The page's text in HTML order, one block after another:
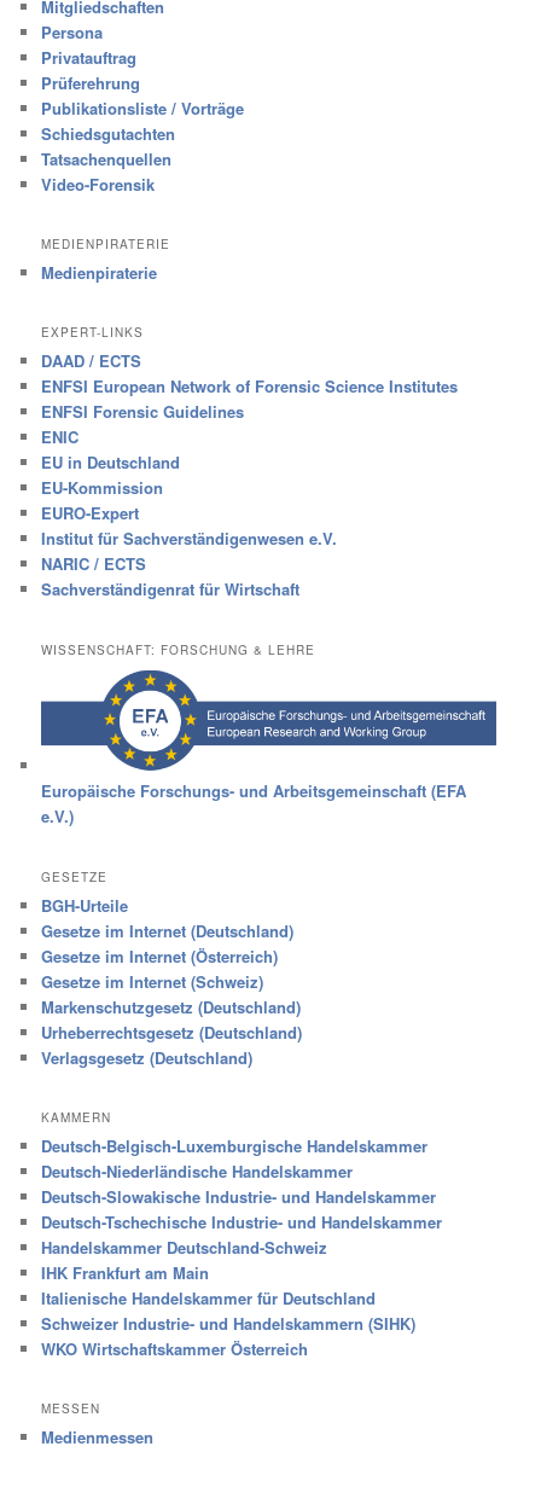
Mitgliedschaften
Persona
Privatauftrag
Prüferehrung
Publikationsliste / Vorträge
Schiedsgutachten
Tatsachenquellen
Video-Forensik
MEDIENPIRATERIE
Medienpiraterie
EXPERT-LINKS
DAAD / ECTS
ENFSI European Network of Forensic Science Institutes
ENFSI Forensic Guidelines
ENIC
EU in Deutschland
EU-Kommission
EURO-Expert
Institut für Sachverständigenwesen e.V.
NARIC / ECTS
Sachverständigenrat für Wirtschaft
WISSENSCHAFT: FORSCHUNG & LEHRE
Europäische Forschungs- und Arbeitsgemeinschaft (EFA
e.V.)
GESETZE
BGH-Urteile
Gesetze im Internet (Deutschland)
Gesetze im Internet (Österreich)
Gesetze im Internet (Schweiz)
Markenschutzgesetz (Deutschland)
Urheberrechtsgesetz (Deutschland)
Verlagsgesetz (Deutschland)
KAMMERN
Deutsch-Belgisch-Luxemburgische Handelskammer
Deutsch-Niederländische Handelskammer
Deutsch-Slowakische Industrie- und Handelskammer
Deutsch-Tschechische Industrie- und Handelskammer
Handelskammer Deutschland-Schweiz
IHK Frankfurt am Main
Italienische Handelskammer für Deutschland
Schweizer Industrie- und Handelskammern (SIHK)
WKO Wirtschaftskammer Österreich
MESSEN
Medienmessen